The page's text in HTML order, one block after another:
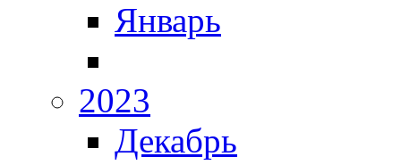
Январь
2023
Декабрь